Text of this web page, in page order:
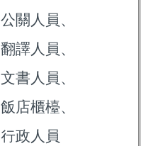
公關人員、
翻譯人員、
文書人員、
飯店櫃檯、
行政人員